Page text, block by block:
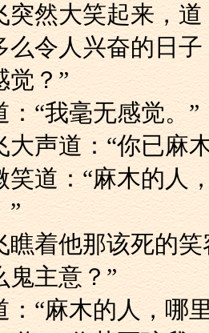
飞飞突然大笑起来
么令人兴奋的日
觉？”
道：“我毫无感觉。”
飞大声道：“你已
浪微笑道：“麻木的
”
飞飞瞧着他那该死
鬼主意？”
浪道：“麻木的人，